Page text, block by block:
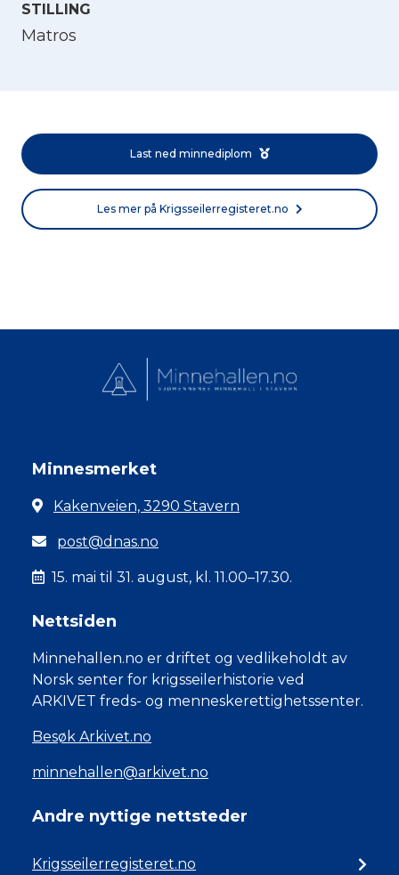
STILLING
Matros
Last ned minnediplom
Les mer på Krigsseilerregisteret.no
Minnesmerket
Kakenveien, 3290 Stavern
post@dnas.no
15. mai til 31. august, kl. 11.00–17.30.
Nettsiden
Minnehallen.no er driftet og vedlikeholdt av
Norsk senter for krigsseilerhistorie ved
ARKIVET freds- og menneskerettighetssenter.
Besøk Arkivet.no
minnehallen@arkivet.no
Andre nyttige nettsteder
Krigsseilerregisteret.no